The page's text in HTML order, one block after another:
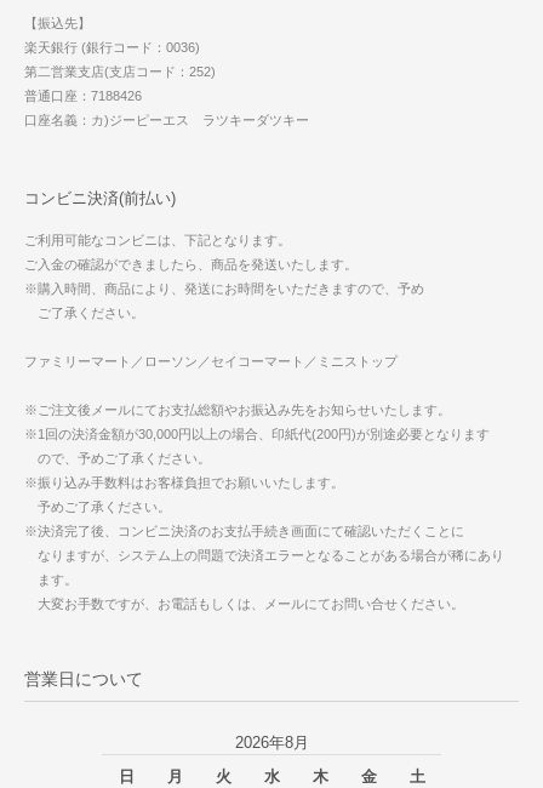
【振込先】
楽天銀行 (銀行コード：0036)
第二営業支店(支店コード：252)
普通口座：7188426
口座名義：カ)ジーピーエス ラツキーダツキー
コンビニ決済(前払い)
ご利用可能なコンビニは、下記となります。
ご入金の確認ができましたら、商品を発送いたします。
※購入時間、商品により、発送にお時間をいただきますので、予め
ご了承ください。
ファミリーマート／ローソン／セイコーマート／ミニストップ
※ご注文後メールにてお支払総額やお振込み先をお知らせいたします。
※1回の決済金額が30,000円以上の場合、印紙代(200円)が別途必要となります
ので、予めご了承ください。
※振り込み手数料はお客様負担でお願いいたします。
予めご了承ください。
※決済完了後、コンビニ決済のお支払手続き画面にて確認いただくことに
なりますが、システム上の問題で決済エラーとなることがある場合が稀にあり
ます。
大変お手数ですが、お電話もしくは、メールにてお問い合せください。
営業日について
2026年8月
日
月 火 水 木 金 土